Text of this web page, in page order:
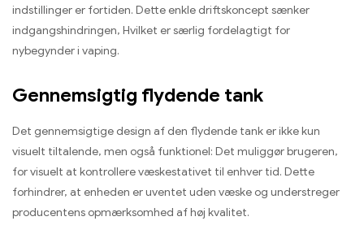
indstillinger er fortiden. Dette enkle driftskoncept sænker
indgangshindringen, Hvilket er særlig fordelagtigt for
nybegynder i vaping.
Gennemsigtig flydende tank
Det gennemsigtige design af den flydende tank er ikke kun
visuelt tiltalende, men også funktionel: Det muliggør brugeren,
for visuelt at kontrollere væskestativet til enhver tid. Dette
forhindrer, at enheden er uventet uden væske og understreger
producentens opmærksomhed af høj kvalitet.